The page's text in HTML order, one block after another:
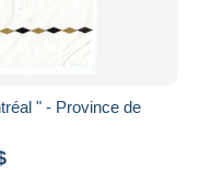
" - Province de